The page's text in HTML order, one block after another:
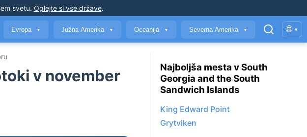
svetu. Oglejte si vse države.
Evropa ▼ Južna Amerika ▼ Oceanija ▼ Severna Amerika ▼ 🌐 ▾
v november
Najboljša mesta v South
Georgia and the South
Sandwich Islands
King Edward Point
Grytviken